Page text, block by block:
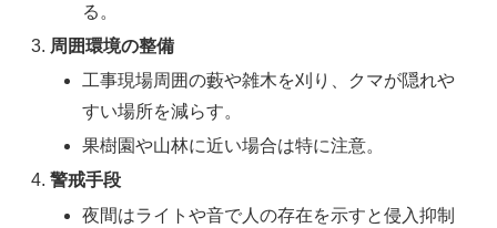
る。
周囲環境の整備
工事現場周囲の藪や雑木を刈り、クマが隠れや
すい場所を減らす。
果樹園や山林に近い場合は特に注意。
警戒手段
夜間はライトや音で人の存在を示すと侵入抑制